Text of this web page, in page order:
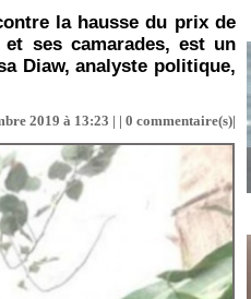
la hausse du prix de
ses camarades, est un
Diaw, analyste politique,
2019 à 13:23 | | 0 commentaire(s)|